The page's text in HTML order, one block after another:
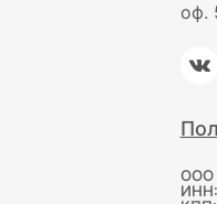
оф.
ООО